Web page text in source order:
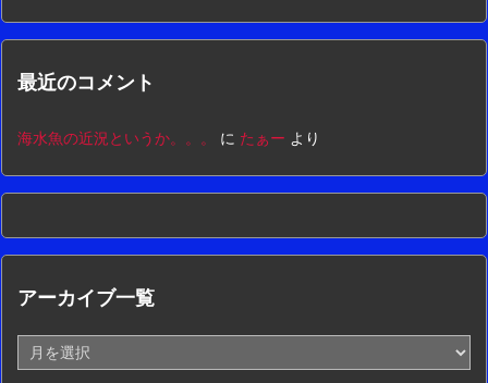
最近のコメント
海水魚の近況というか。。。 に たぁー より
アーカイブ一覧
ー